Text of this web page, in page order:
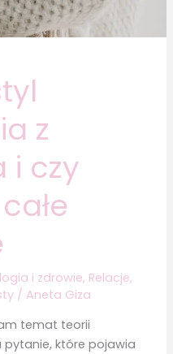
z
i czy
i zdrowie, Relacje,
/ Aneta Giza
temat teorii
które pojawia